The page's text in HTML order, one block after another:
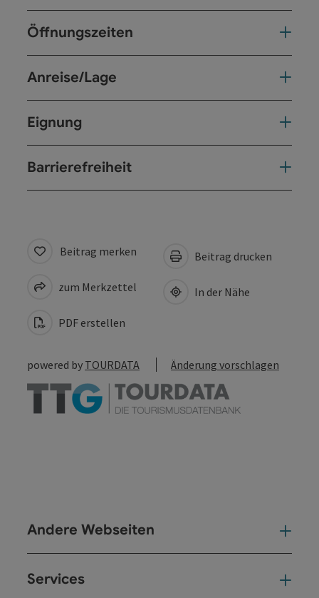
Öffnungszeiten
Anreise/Lage
Eignung
Barrierefreiheit
Beitrag merken
zum Merkzettel
PDF erstellen
Beitrag drucken
In der Nähe
powered by TOURDATA Änderung vorschlagen
Andere Webseiten
Services